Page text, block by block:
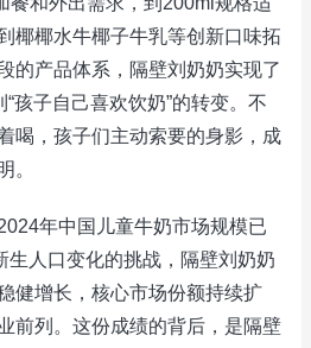
椰椰水牛椰子牛乳等创新口味拓
的产品体系，隔壁刘奶奶实现了
“孩子自己喜欢饮奶”的转变。不
喝，孩子们主动索要的身影，成
。
年中国儿童牛奶市场规模已
生人口变化的挑战，隔壁刘奶奶
健增长，核心市场份额持续扩
前列。这份成绩的背后，是隔壁